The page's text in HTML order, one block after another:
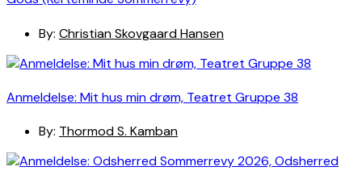
By: Christian Skovgaard Hansen
Anmeldelse: Mit hus min drøm, Teatret Gruppe 38
By: Thormod S. Kamban